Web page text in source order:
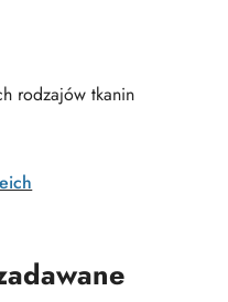
rodzajów tkanin